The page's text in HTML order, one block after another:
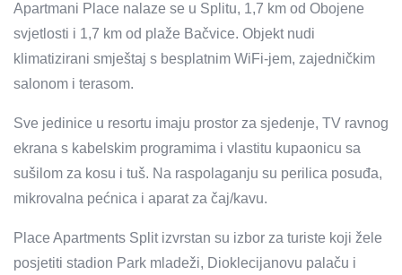
Apartmani Place nalaze se u Splitu, 1,7 km od Obojene
svjetlosti i 1,7 km od plaže Bačvice. Objekt nudi
klimatizirani smještaj s besplatnim WiFi-jem, zajedničkim
salonom i terasom.
Sve jedinice u resortu imaju prostor za sjedenje, TV ravnog
ekrana s kabelskim programima i vlastitu kupaonicu sa
sušilom za kosu i tuš. Na raspolaganju su perilica posuđa,
mikrovalna pećnica i aparat za čaj/kavu.
Place Apartments Split izvrstan su izbor za turiste koji žele
posjetiti stadion Park mladeži, Dioklecijanovu palaču i